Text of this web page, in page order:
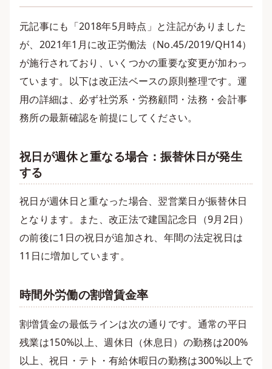
元記事にも「2018年5月時点」と注記がありました
が、2021年1月に改正労働法（No.45/2019/QH14）
が施行されており、いくつかの重要な変更が加わっ
ています。以下は改正法ベースの原則整理です。運
用の詳細は、必ず社労系・労務顧問・法務・会計事
務所の最新確認を前提にしてください。
祝日が週休と重なる場合：振替休日が発生
する
祝日が週休日と重なった場合、翌営業日が振替休日
となります。また、改正法で建国記念日（9月2日）
の前後に1日の祝日が追加され、年間の法定祝日は
11日に増加しています。
時間外労働の割増賃金率
割増賃金の最低ラインは次の通りです。通常の平日
残業は150%以上、週休日（休息日）の勤務は200%
以上、祝日・テト・有給休暇日の勤務は300%以上で